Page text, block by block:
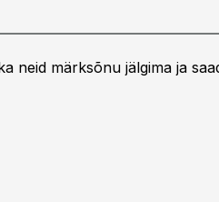
neid märksõnu jälgima ja